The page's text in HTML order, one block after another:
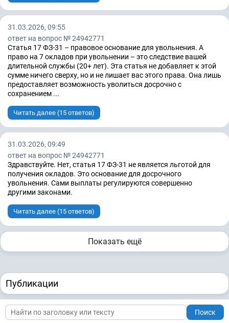
31.03.2026, 09:55
ответ на вопрос № 24942771
Статья 17 ФЗ-31 – правовое основание для увольнения. А
право на 7 окладов при увольнении – это следствие вашей
длительной службы (20+ лет). Эта статья не добавляет к этой
сумме ничего сверху, но и не лишает вас этого права. Она лишь
предоставляет возможность уволиться досрочно с
сохранением ...
Читать далее (15 ответов)
31.03.2026, 09:49
ответ на вопрос № 24942771
Здравствуйте. Нет, статья 17 ФЗ-31 не является льготой для
получения окладов. Это основание для досрочного
увольнения. Сами выплаты регулируются совершенно
другими законами.
Читать далее (15 ответов)
Показать ещё
Публикации
Поиск